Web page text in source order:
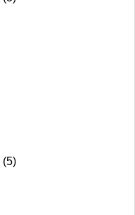
(5)